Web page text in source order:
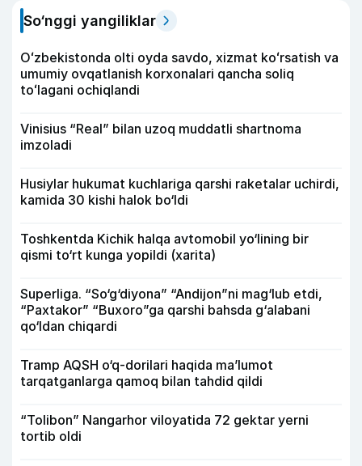
So‘nggi yangiliklar
Oʻzbekistonda olti oyda savdo, xizmat koʻrsatish va
umumiy ovqatlanish korxonalari qancha soliq
toʻlagani ochiqlandi
Vinisius “Real” bilan uzoq muddatli shartnoma
imzoladi
Husiylar hukumat kuchlariga qarshi raketalar uchirdi,
kamida 30 kishi halok bo‘ldi
Toshkentda Kichik halqa avtomobil yo‘lining bir
qismi to‘rt kunga yopildi (xarita)
Superliga. “So‘g‘diyona” “Andijon”ni mag‘lub etdi,
“Paxtakor” “Buxoro”ga qarshi bahsda g‘alabani
qo‘ldan chiqardi
Tramp AQSH o‘q-dorilari haqida ma’lumot
tarqatganlarga qamoq bilan tahdid qildi
“Tolibon” Nangarhor viloyatida 72 gektar yerni
tortib oldi